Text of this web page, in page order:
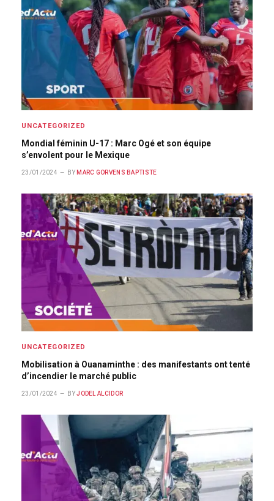
UNCATEGORIZED
Mondial féminin U-17 : Marc Ogé et son équipe
s’envolent pour le Mexique
23/01/2024 BY MARC GORVENS BAPTISTE
UNCATEGORIZED
Mobilisation à Ouanaminthe : des manifestants ont tenté
d’incendier le marché public
23/01/2024 BY JODEL ALCIDOR